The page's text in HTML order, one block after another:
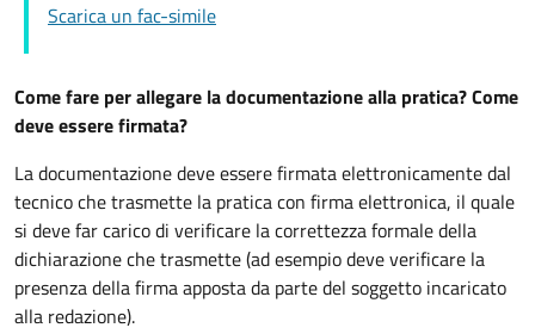
Scarica un fac-simile
Come fare per allegare la documentazione alla pratica? Come
deve essere firmata?
La documentazione deve essere firmata elettronicamente dal
tecnico che trasmette la pratica con firma elettronica, il quale
si deve far carico di verificare la correttezza formale della
dichiarazione che trasmette (ad esempio deve verificare la
presenza della firma apposta da parte del soggetto incaricato
alla redazione).